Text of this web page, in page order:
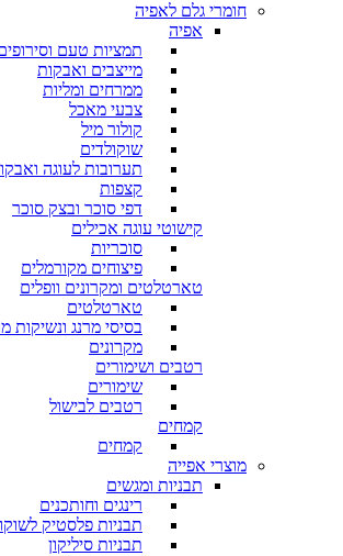
חומרי גלם לאפיה
אפיה
תמציות טעם
מייצבים ואבקות
ממרחים ומליות
צבעי מאכל
קולור מיל
שוקולדים
תערובות לעוגה
קצפות
דפי סוכר ובצק סוכר
קישוטי עוגה אכילים
סוכריות
פיצוחים מקורמלים
טארטלטים ומקרונים וופלים
טארטלטים
בסיסי מרנג ונשיקות
מקרונים
רטבים ושימורים
שימורים
רטבים לבישול
קמחים
קמחים
מוצרי אפייה
תבניות ומגשים
רינגים וחותכנים
תבניות פלסטיק
תבניות סיליקון